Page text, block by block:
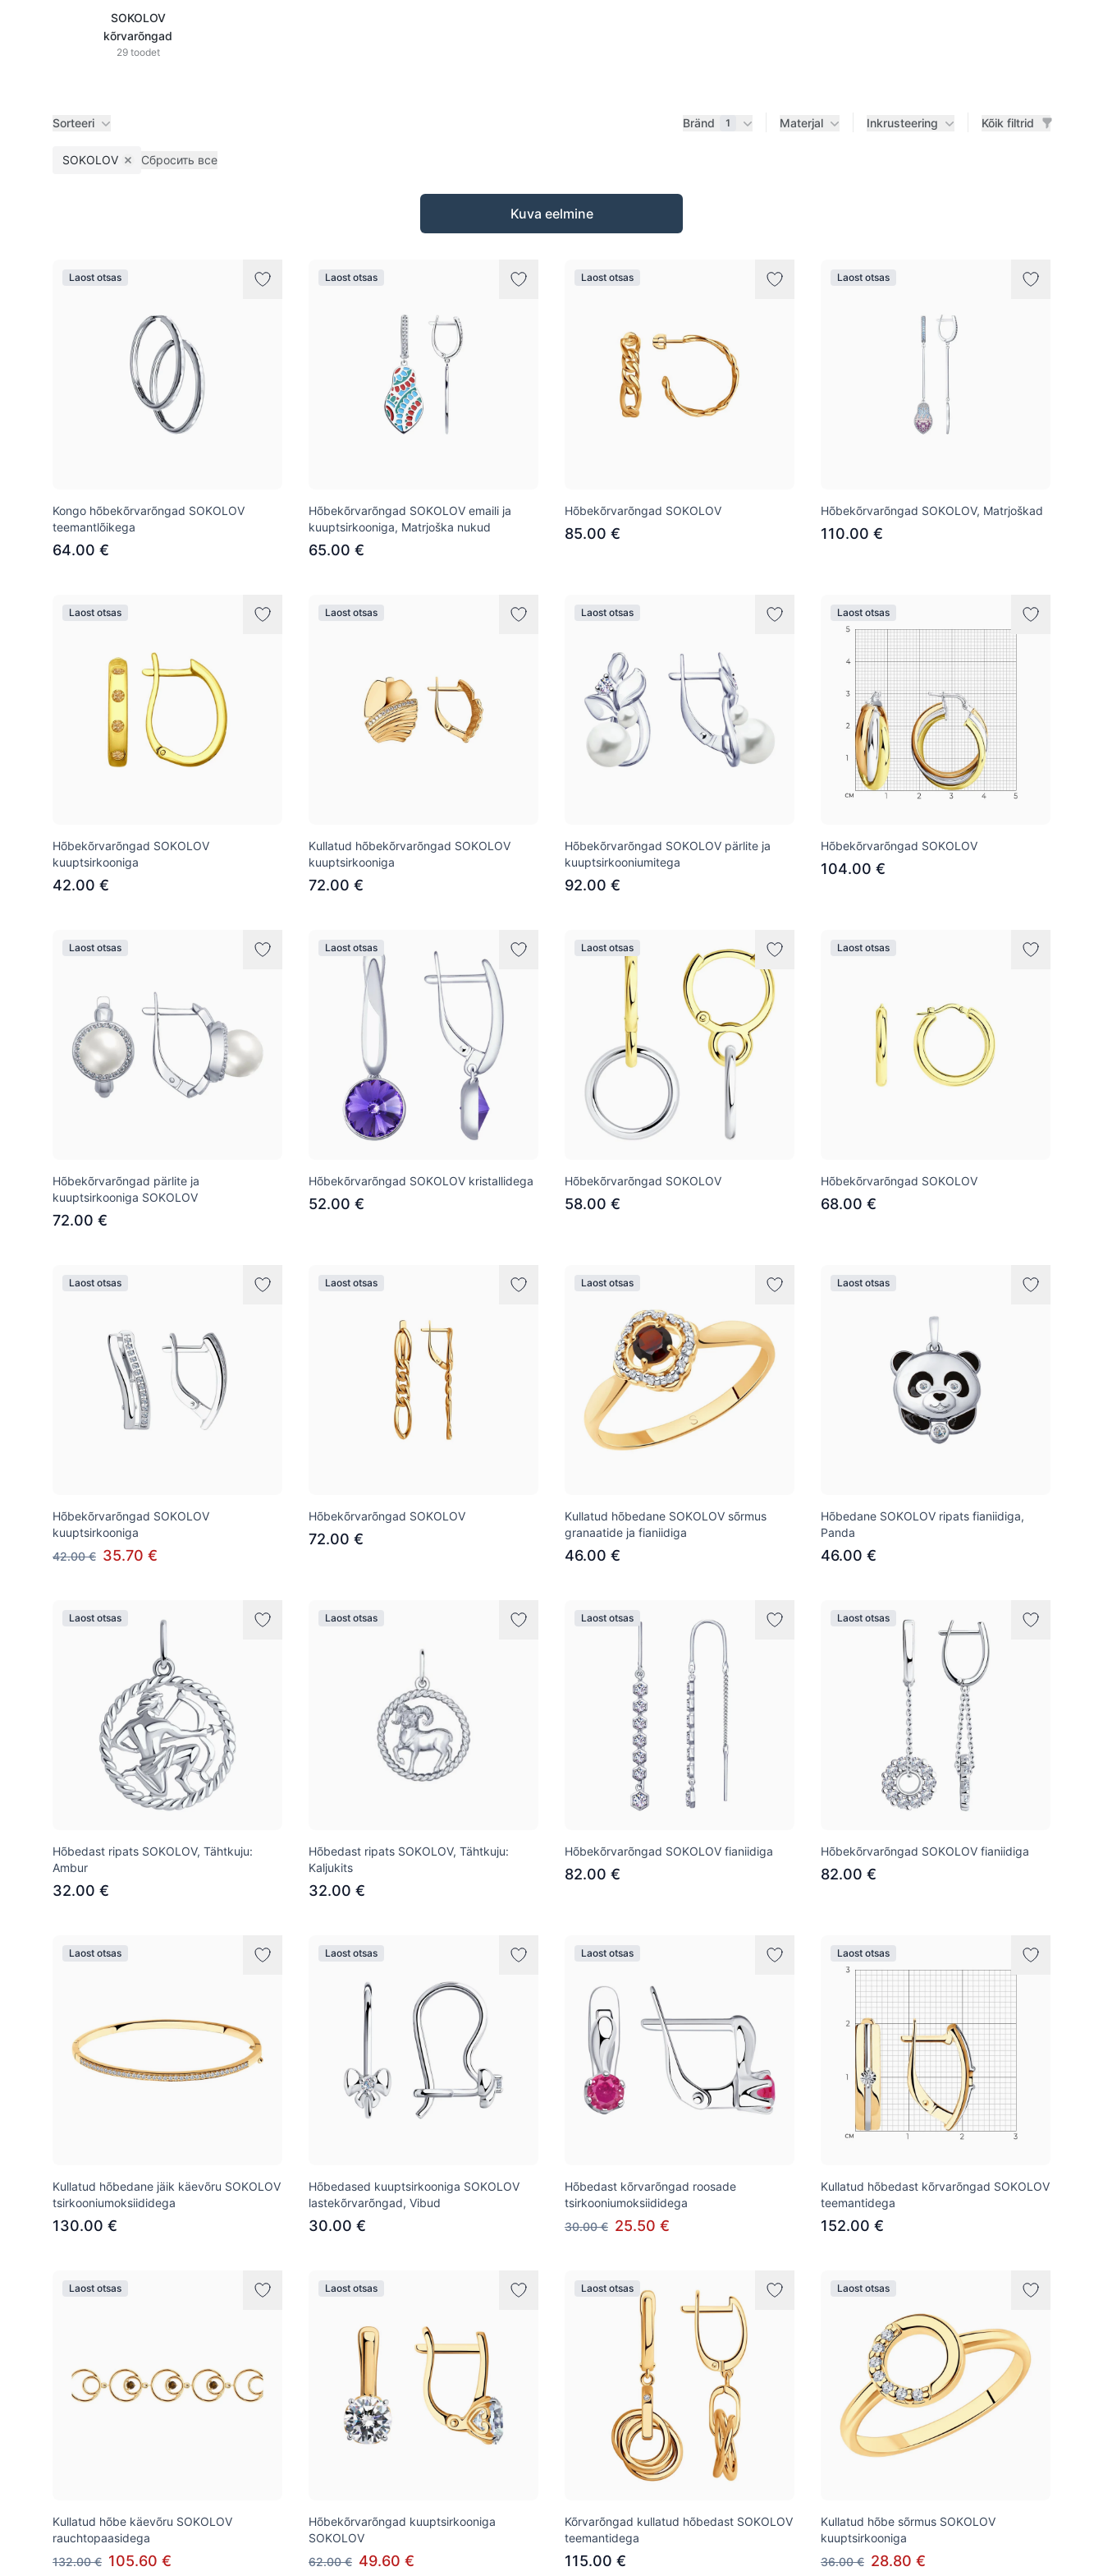
SOKOLOV
kõrvarõngad
29 toodet
Sorteeri Bränd 1 Materjal Inkrusteering Kõik filtrid
SOKOLOV Remove filter
Сбросить все
Kuva eelmine
Laost otsas
Kongo hõbekõrvarõngad SOKOLOV
teemantlõikega
64.00 €
Laost otsas
Hõbekõrvarõngad SOKOLOV emaili ja
kuuptsirkooniga, Matrjoška nukud
65.00 €
Laost otsas
Hõbekõrvarõngad SOKOLOV
85.00 €
Laost otsas
Hõbekõrvarõngad SOKOLOV, Matrjoškad
110.00 €
Laost otsas
Hõbekõrvarõngad SOKOLOV
kuuptsirkooniga
42.00 €
Laost otsas
Kullatud hõbekõrvarõngad SOKOLOV
kuuptsirkooniga
72.00 €
Laost otsas
Hõbekõrvarõngad SOKOLOV pärlite ja
kuuptsirkooniumitega
92.00 €
Laost otsas
Hõbekõrvarõngad SOKOLOV
104.00 €
Laost otsas
Hõbekõrvarõngad pärlite ja
kuuptsirkooniga SOKOLOV
72.00 €
Laost otsas
Hõbekõrvarõngad SOKOLOV kristallidega
52.00 €
Laost otsas
Hõbekõrvarõngad SOKOLOV
58.00 €
Laost otsas
Hõbekõrvarõngad SOKOLOV
68.00 €
Laost otsas
Hõbekõrvarõngad SOKOLOV
kuuptsirkooniga
42.00 € 35.70 €
Laost otsas
Hõbekõrvarõngad SOKOLOV
72.00 €
Laost otsas
Kullatud hõbedane SOKOLOV sõrmus
granaatide ja fianiidiga
46.00 €
Laost otsas
Hõbedane SOKOLOV ripats fianiidiga,
Panda
46.00 €
Laost otsas
Hõbedast ripats SOKOLOV, Tähtkuju:
Ambur
32.00 €
Laost otsas
Hõbedast ripats SOKOLOV, Tähtkuju:
Kaljukits
32.00 €
Laost otsas
Hõbekõrvarõngad SOKOLOV fianiidiga
82.00 €
Laost otsas
Hõbekõrvarõngad SOKOLOV fianiidiga
82.00 €
Laost otsas
Kullatud hõbedane jäik käevõru SOKOLOV
tsirkooniumoksiididega
130.00 €
Laost otsas
Hõbedased kuuptsirkooniga SOKOLOV
lastekõrvarõngad, Vibud
30.00 €
Laost otsas
Hõbedast kõrvarõngad roosade
tsirkooniumoksiididega
30.00 € 25.50 €
Laost otsas
Kullatud hõbedast kõrvarõngad SOKOLOV
teemantidega
152.00 €
Laost otsas
Kullatud hõbe käevõru SOKOLOV
rauchtopaasidega
132.00 € 105.60 €
Laost otsas
Hõbekõrvarõngad kuuptsirkooniga
SOKOLOV
62.00 € 49.60 €
Laost otsas
Kõrvarõngad kullatud hõbedast SOKOLOV
teemantidega
115.00 €
Laost otsas
Kullatud hõbe sõrmus SOKOLOV
kuuptsirkooniga
36.00 € 28.80 €